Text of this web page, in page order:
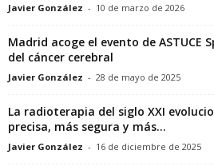
Javier González - 10 de marzo de 2026
Madrid acoge el evento de ASTUCE
del cáncer cerebral
Javier González - 28 de mayo de 2025
La radioterapia del siglo XXI
precisa, más segura y más...
Javier González - 16 de diciembre de 2025